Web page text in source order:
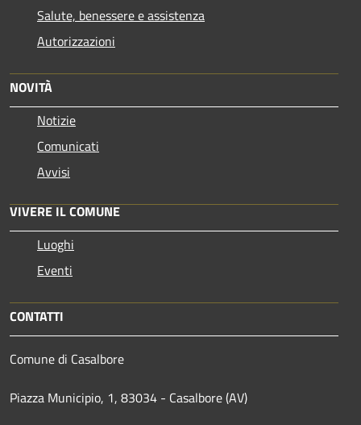
Salute, benessere e assistenza
Autorizzazioni
NOVITÀ
Notizie
Comunicati
Avvisi
VIVERE IL COMUNE
Luoghi
Eventi
CONTATTI
Comune di Casalbore
Piazza Municipio, 1, 83034 - Casalbore (AV)